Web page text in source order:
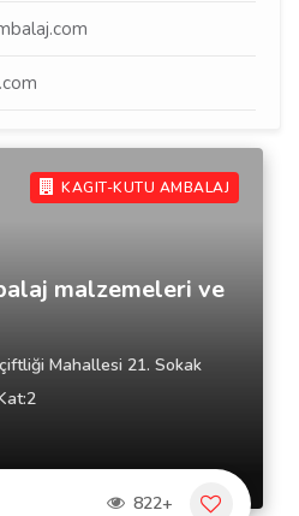
KAGIT-KUTU AMBALAJ
malzemeleri ve
Mahallesi 21. Sokak
822+